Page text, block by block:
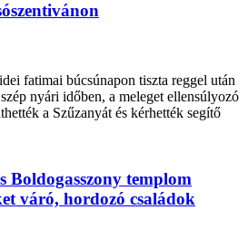
fatimai búcsúnapon tiszta reggel után
nyári időben, a meleget ellensúlyozó
a Szűzanyát és kérhették segítő
Boldogasszony templom
váró, hordozó családok